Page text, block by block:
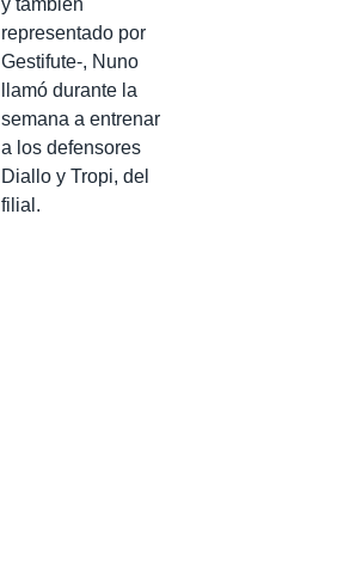
y también
representado por
Gestifute-, Nuno
llamó durante la
semana a entrenar
a los defensores
Diallo y Tropi, del
filial.